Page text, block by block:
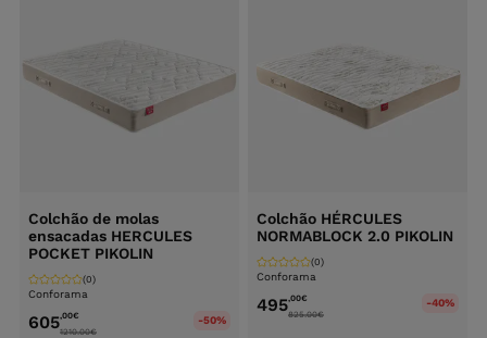
Colchão de molas
ensacadas HERCULES
POCKET PIKOLIN
Conforama
(0)
605,00€
1210.00€
-50%
Colchão HÉRCULES
NORMABLOCK 2.0 PIKOLIN
Conforama
(0)
495,00€
825.00€
-40%